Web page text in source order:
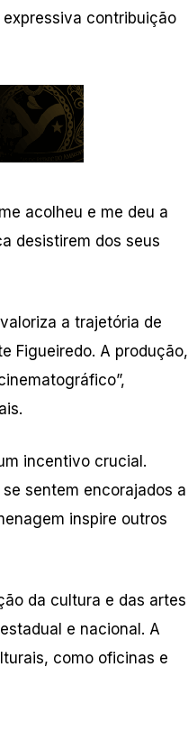
contribuição
acolheu e me deu a
desistirem dos seus
a trajetória de
Figueiredo. A produção,
incentivo crucial.
sentem encorajados a
inspire outros
da cultura e das artes
e nacional. A
como oficinas e